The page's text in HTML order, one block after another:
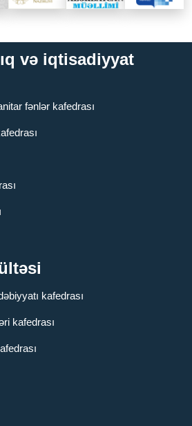
və iqtisadiyyat
fənlər kafedrası
kafedrası
kafedrası